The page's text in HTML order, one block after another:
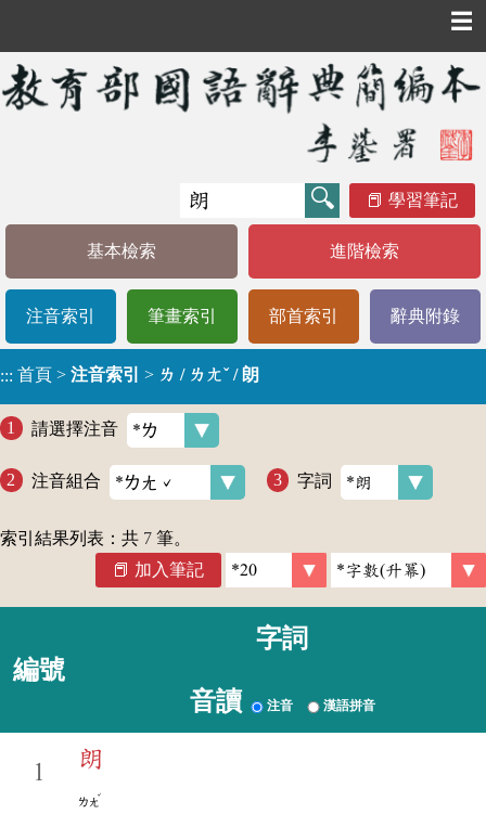
☰
學習筆記
基本檢索 進階檢索
注音索引 筆畫索引 部首索引 辭典附錄
::: 首頁 > 注音索引 > ㄌ / ㄌㄤˇ / 朗
請選擇注音
注音組合 字詞
索引結果列表：共 7 筆。
加入筆記
編號
字詞
音讀 注音 漢語拼音
1
朗
ㄌㄤ
ˇ